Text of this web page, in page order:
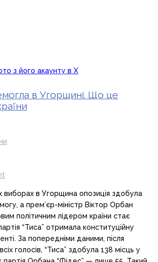
в Угорщині. Що це
виборах в Угорщина опозиція здобула
а прем’єр-міністр Віктор Орбан
політичним лідером країни стає
“Тиса” отримала конституційну
За попередніми даними, після
голосів, “Тиса” здобула 138 місць у